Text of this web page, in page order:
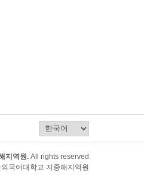
지역원. All rights reserved
국어대학교 지중해지역원